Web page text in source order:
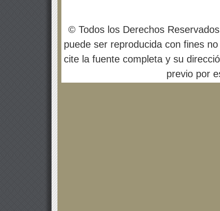
© Todos los Derechos
puede ser reproducida con fines
cite la fuente completa y su
previo por